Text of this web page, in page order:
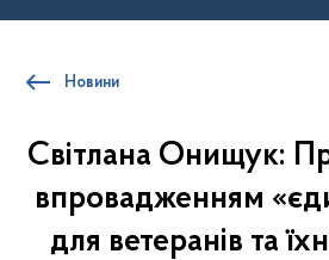
Новини
Світлана Онищук:
впровадженням
для ветеранів та